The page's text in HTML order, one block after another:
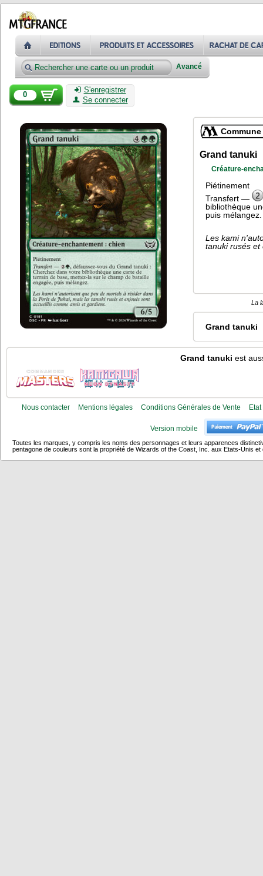
Avancé
0
S'enregistrer
Se connecter
Commune
Grand tanuki
Créature-
Piétinement
Transfert —
bibliothèque
puis mélangez.
Les kami
tanuki rusés et
La
Grand tanuki
Grand tanuki est
Nous contacter Mentions légales Conditions Générales de Vente
Version mobile
Toutes les marques, y compris les noms des personnages et leurs apparences
pentagone de couleurs sont la propriété de Wizards of the Coast, Inc. aux Etats-Unis